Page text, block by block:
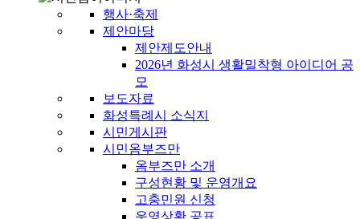
행사·축제
제안마당
제안제도안내
2026년 화성시 생활밀착형 아이디어 공
모
보도자료
화성특례시 소식지
시민게시판
시민옴부즈만
옴부즈만 소개
구성현황 및 운영개요
고충민원 신청
운영상황 공표